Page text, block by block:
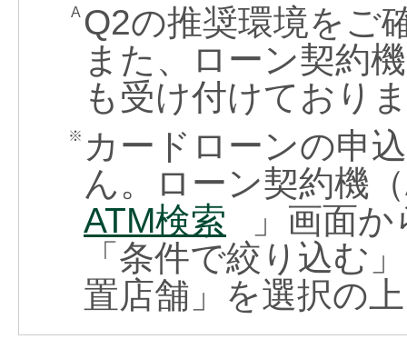
A Q2の推奨環境をご
また、ローン契約
も受け付けており
※ カードローンの申
ん。ローン契約機
ATM検索
」画面
「条件で絞り込む
置店舗」を選択の